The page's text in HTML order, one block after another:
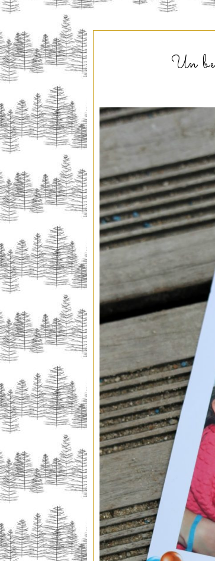
Un